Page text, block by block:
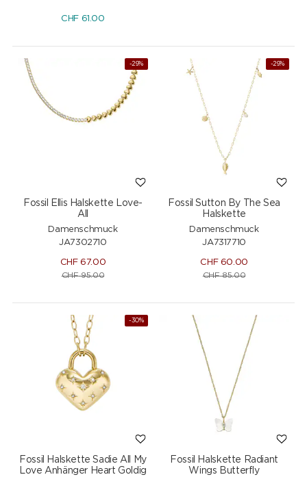
CHF 61.00
-29%
Fossil Ellis Halskette Love-
All
Damenschmuck
JA7302710
CHF 67.00
CHF95.00
-29%
Fossil Sutton By The Sea
Halskette
Damenschmuck
JA7317710
CHF 60.00
CHF85.00
-30%
Fossil Halskette Sadie All My
Love Anhänger Heart Goldig
Fossil Halskette Radiant
Wings Butterfly